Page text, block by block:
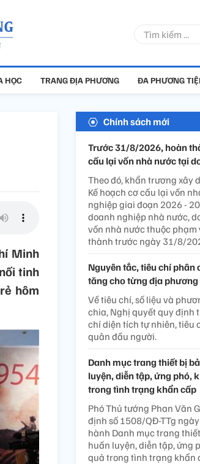
HỌC TRANG ĐỊA PHƯƠNG ĐA PHƯƠNG
Minh
tinh
hôm
Chính sách mới
Trước 31/8/2026, hoàn
cấu lại vốn nhà nước tại
Theo đó, khẩn trương xây
Kế hoạch cơ cấu lại vốn
nghiệp giai đoạn 2026 -
doanh nghiệp nhà nước,
vốn nhà nước thuộc phạm
thành trước ngày 31/8/
Nguyên tắc, tiêu chí phân
tăng cho từng địa phương
Về tiêu chí, số liệu và
chia, Nghị quyết quy định
chí diện tích tự nhiên, tiêu
quân đầu người.
Danh mục trang thiết bị
luyện, diễn tập, ứng phó,
trong tình trạng khẩn cấp
Phó Thủ tướng Phan Văn
định số 1508/QĐ-TTg
hành Danh mục trang
huấn luyện, diễn tập, ứng
quả trong tình trạng khẩn